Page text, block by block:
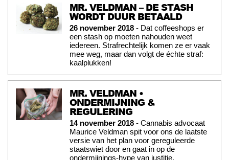
MR. VELDMAN – DE STASH
WORDT DUUR BETAALD
26 november 2018 - Dat coffeeshops er
een stash op moeten nahouden weet
iedereen. Strafrechtelijk komen ze er vaak
mee weg, maar dan volgt de échte straf:
kaalplukken!
MR. VELDMAN •
ONDERMIJNING &
REGULERING
14 november 2018 - Cannabis advocaat
Maurice Veldman spit voor ons de laatste
versie van het plan voor gereguleerde
staatswiet door en gaat in op de
ondermijnings-hype van justitie.